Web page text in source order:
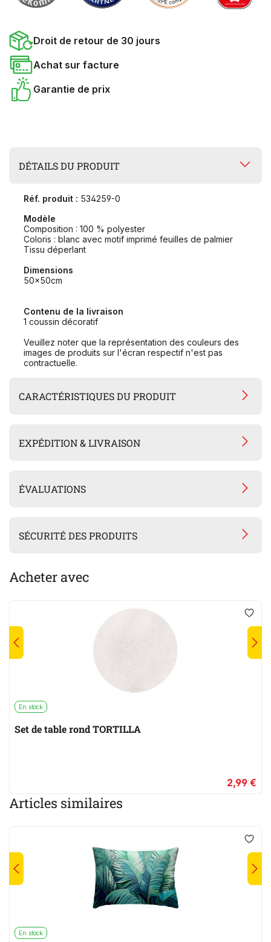
Droit de retour de 30 jours
Achat sur facture
Garantie de prix
DÉTAILS DU PRODUIT
Réf. produit : 534259-0
Modèle
Composition : 100 % polyester
Coloris : blanc avec motif imprimé feuilles de palmier
Tissu déperlant
Dimensions
50x50cm
Contenu de la livraison
1 coussin décoratif
Veuillez noter que la représentation des couleurs des
images de produits sur l'écran respectif n'est pas
contractuelle.
CARACTÉRISTIQUES DU PRODUIT
EXPÉDITION & LIVRAISON
ÉVALUATIONS
SÉCURITÉ DES PRODUITS
Acheter avec
En stock
Set de table rond TORTILLA
2,99 €
Articles similaires
En stock